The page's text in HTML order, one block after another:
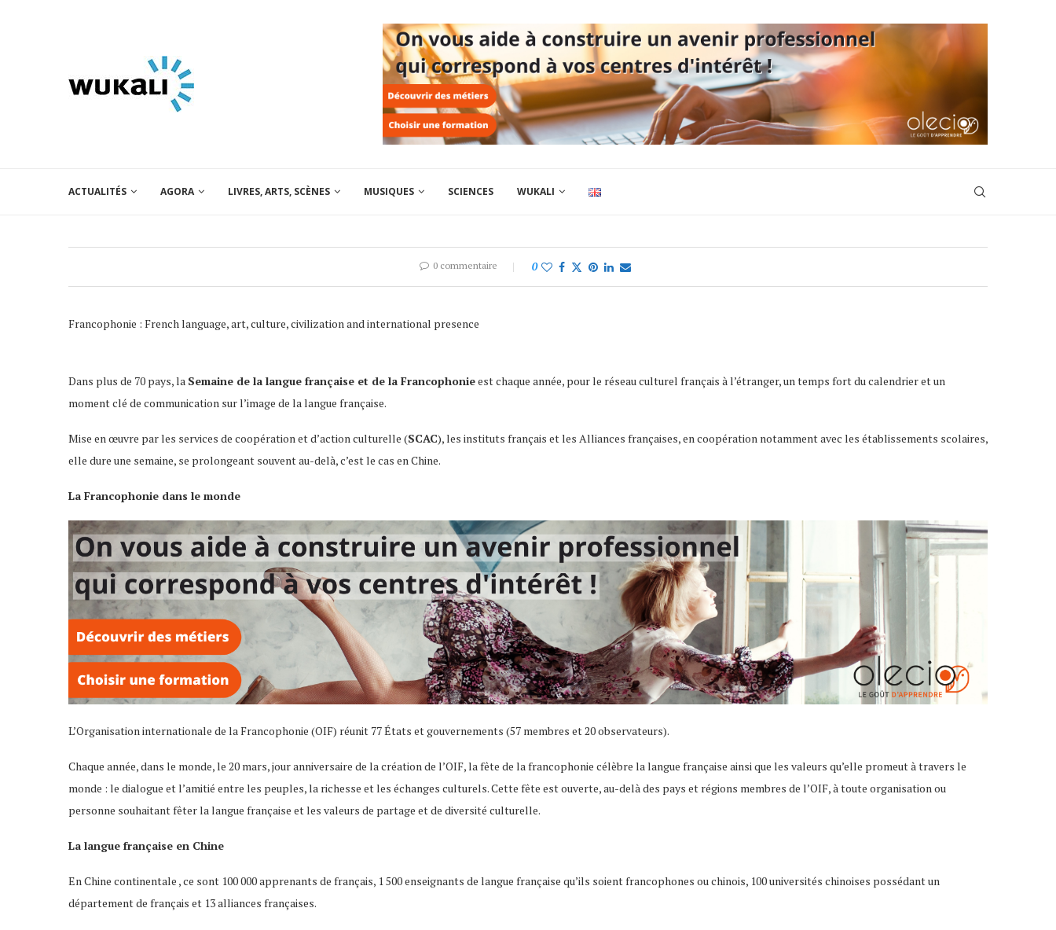
ACTUALITÉS AGORA LIVRES, ARTS, SCÈNES MUSIQUES SCIENCES WUKALI
0 commentaire 0
Francophonie : French language, art, culture, civilization and international presence
Dans plus de 70 pays, la Semaine de la langue française et de la Francophonieest chaque année, pour le réseau culturel français à l’étranger, un temps fort du calendrier et un
moment clé de communication sur l’image de la langue française.
Mise en œuvre par les services de coopération et d’action culturelle (SCAC), les instituts français et les Alliances françaises, en coopération notamment avec les établissements scolaires,
elle dure une semaine, se prolongeant souvent au-delà, c’est le cas en Chine.
La Francophonie dans le monde
L’Organisation internationale de la Francophonie (OIF) réunit 77 États et gouvernements (57 membres et 20 observateurs).
Chaque année, dans le monde, le 20 mars, jour anniversaire de la création de l’OIF, la fête de la francophonie célèbre la langue française ainsi que les valeurs qu’elle promeut à travers le
monde : le dialogue et l’amitié entre les peuples, la richesse et les échanges culturels. Cette fête est ouverte, au-delà des pays et régions membres de l’OIF, à toute organisation ou
personne souhaitant fêter la langue française et les valeurs de partage et de diversité culturelle.
La langue française en Chine
En Chine continentale , ce sont 100 000 apprenants de français, 1 500 enseignants de langue française qu’ils soient francophones ou chinois, 100 universités chinoises possédant un
département de français et 13 alliances françaises.